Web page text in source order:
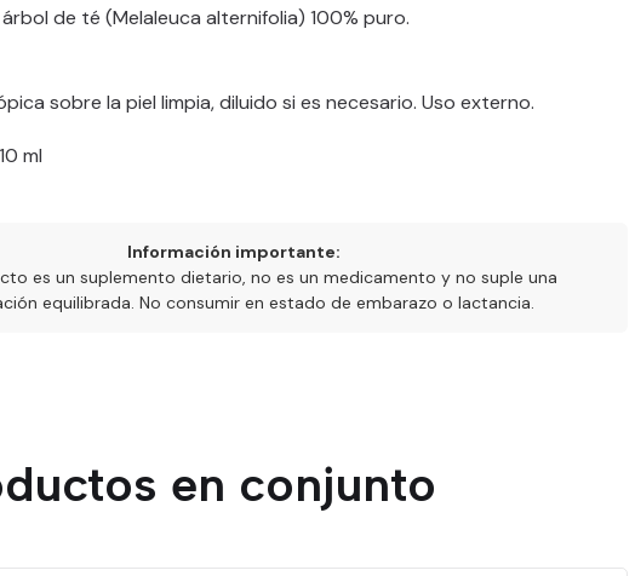
de té (Melaleuca alternifolia) 100% puro.
sobre la piel limpia, diluido si es necesario. Uso externo.
10 ml
Información importante:
es un suplemento dietario, no es un medicamento y no suple una
equilibrada. No consumir en estado de embarazo o lactancia.
en conjunto